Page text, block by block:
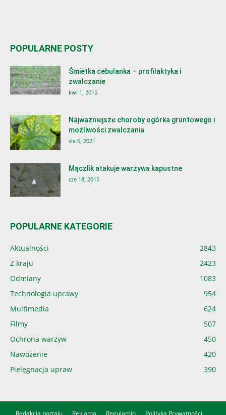
POPULARNE POSTY
Śmietka cebulanka – profilaktyka i
zwalczanie
kwi 1, 2015
Najważniejsze choroby ogórka gruntowego i
możliwości zwalczania
sie 6, 2021
Mączlik atakuje warzywa kapustne
cze 18, 2015
POPULARNE KATEGORIE
Aktualności
2843
Z kraju
2423
Odmiany
1083
Technologia uprawy
954
Multimedia
624
Filmy
507
Ochrona warzyw
450
Nawożenie
420
Pielęgnacja upraw
390
Redakcja portalu Reklama Regulamin Polityka Prywatności